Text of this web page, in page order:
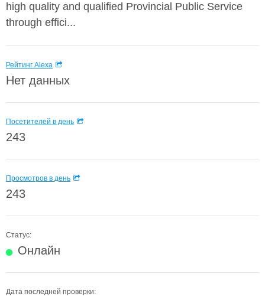
high quality and qualified Provincial Public Service
through effici...
Рейтинг Alexa
Нет данных
Посетителей в день
243
Просмотров в день
243
Статус:
Онлайн
Дата последней проверки: